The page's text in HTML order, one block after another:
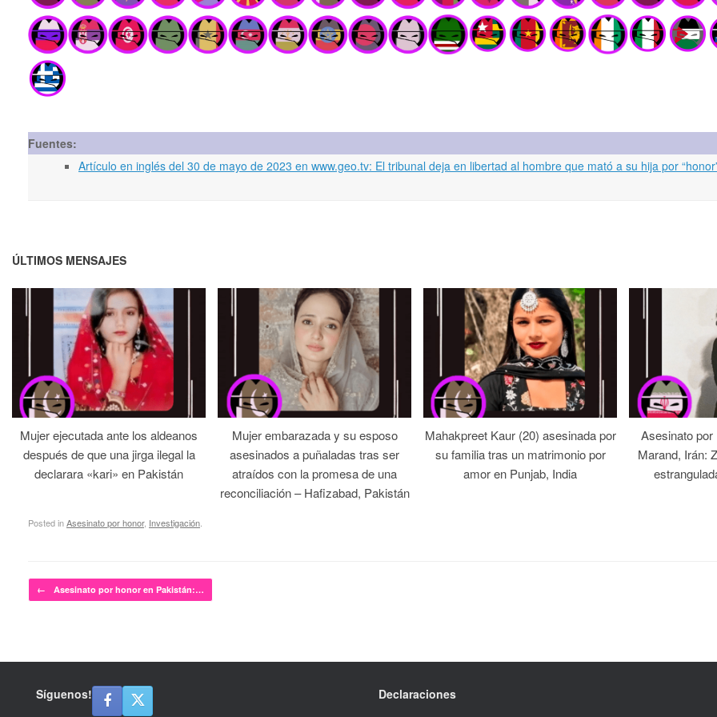
Fuentes:
Artículo en inglés del 30 de mayo de 2023 en www.geo.tv: El tribunal deja en libertad al hombre que mató a su hija por
ÚLTIMOS MENSAJES
Mujer ejecutada ante los aldeanos
después de que una jirga ilegal la
declarara «kari» en Pakistán
Mujer embarazada y su esposo
asesinados a puñaladas tras ser
atraídos con la promesa de una
reconciliación – Hafizabad, Pakistán
Mahakpreet Kaur (20) asesinada por
su familia tras un matrimonio por
amor en Punjab, India
Asesinato por
Marand, Irán:
Posted inAsesinato por honor, Investigación
Post navigation
← Asesinato por honor en Pakistán:…
Síguenos! Declaraciones